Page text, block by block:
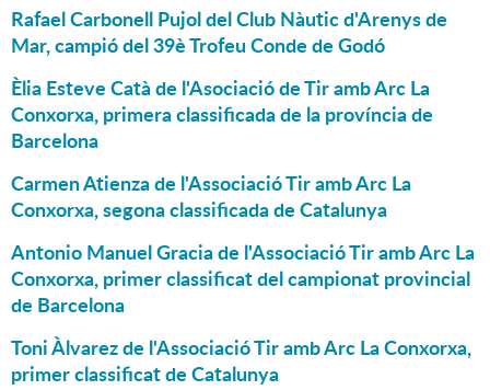
Rafael Carbonell Pujol del Club Nàutic d'Arenys de
Mar, campió del 39è Trofeu Conde de Godó
Èlia Esteve Catà de l'Asociació de Tir amb Arc La
Conxorxa, primera classificada de la província de
Barcelona
Carmen Atienza de l'Associació Tir amb Arc La
Conxorxa, segona classificada de Catalunya
Antonio Manuel Gracia de l'Associació Tir amb Arc La
Conxorxa, primer classificat del campionat provincial
de Barcelona
Toni Àlvarez de l'Associació Tir amb Arc La Conxorxa,
primer classificat de Catalunya